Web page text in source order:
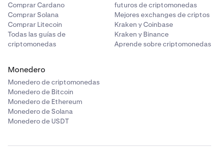
Comprar Cardano
Comprar Solana
Comprar Litecoin
Todas las guías de
criptomonedas
futuros de criptomonedas
Mejores exchanges de criptos
Kraken y Coinbase
Kraken y Binance
Aprende sobre criptomonedas
Monedero
Monedero de criptomonedas
Monedero de Bitcoin
Monedero de Ethereum
Monedero de Solana
Monedero de USDT